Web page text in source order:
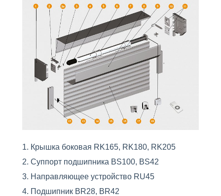
Крышка боковая RK165, RK180, RK205
Суппорт подшипника BS100, BS42
Направляющее устройство RU45
Подшипник BR28, BR42